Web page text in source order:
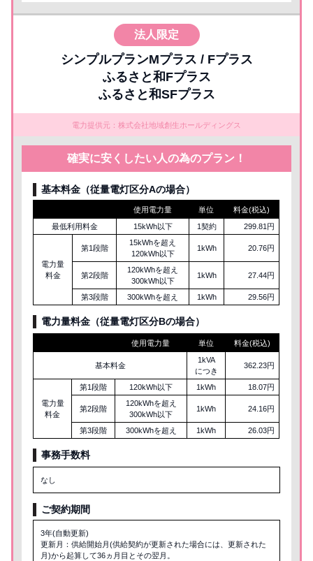
シンプルプランMプラス / Fプラス
ふるさと和Fプラス
ふるさと和SFプラス
電力提供元：株式会社地域創生ホールディングス
法人限定
確実に安くしたい人の為のプラン！
基本料金（従量電灯区分Aの場合）
使用電力量 単位
料金(税込)
最低利用料金
15kWh以下 1契約 299.81円
電力量
料金
第1段階
15kWhを超え
120kWh以下
1kWh 20.76円
第2段階
120kWhを超え
300kWh以下
1kWh 27.44円
第3段階 300kWhを超え 1kWh 29.56円
電力量料金（従量電灯区分Bの場合）
使用電力量 単位 料金(税込)
基本料金
1kVA
につき
362.23円
電力量
料金
第1段階 120kWh以下 1kWh 18.07円
第2段階
120kWhを超え
300kWh以下
1kWh 24.16円
第3段階 300kWhを超え 1kWh 26.03円
事務手数料
なし
ご契約期間
3年(自動更新)
更新月：供給開始月(供給契約が更新された場合には、更新された
月)から起算して36ヵ月目とその翌月。